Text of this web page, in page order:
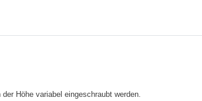
Höhe variabel eingeschraubt werden.